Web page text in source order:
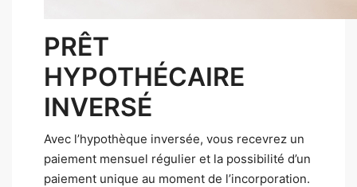
PRÊT
HYPOTHÉCAIRE
INVERSÉ
Avec l’hypothèque inversée, vous recevrez un
paiement mensuel régulier et la possibilité d’un
paiement unique au moment de l’incorporation.